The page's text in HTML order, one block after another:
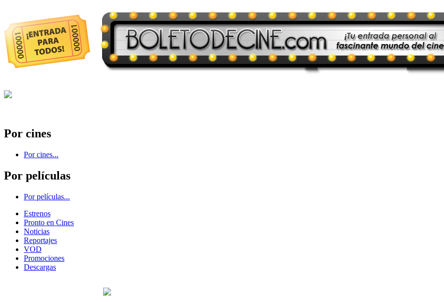
Por cines
Por cines...
Por películas
Por películas...
Estrenos
Pronto en Cines
Noticias
Reportajes
VOD
Promociones
Descargas